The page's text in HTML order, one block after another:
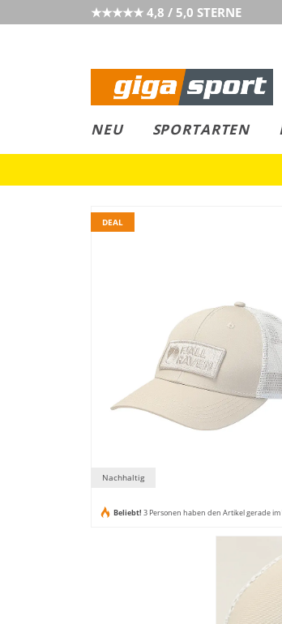
★★★★★ 4,8 / 5,0 STERNE
NEU SPORTARTEN
LEASING
COLLECT
DEAL
Nachhaltig
Beliebt! 3 Personen haben den Artikel gerade